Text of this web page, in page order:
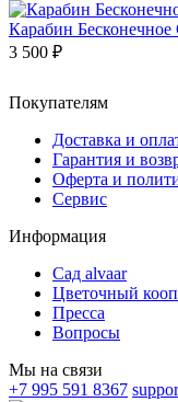
Карабин Бесконечное
3 500 ₽
Покупателям
Доставка и
Гарантия и
Оферта и
Сервис
Информация
Сад alvaar
Цветочный
Пресса
Вопросы
Мы на связи
+7 995 591 8367